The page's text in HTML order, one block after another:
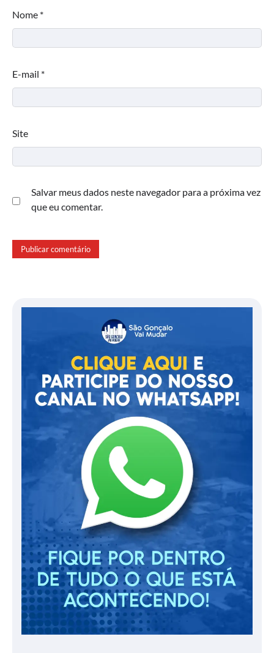
Nome *
E-mail *
Site
Salvar meus dados neste navegador para a próxima vez
que eu comentar.